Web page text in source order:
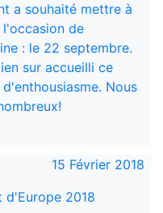
a souhaité mettre à
de
: le 22 septembre.
sur accueilli ce
Nous
voir nombreux!
15 Février 2018
d'Europe 2018